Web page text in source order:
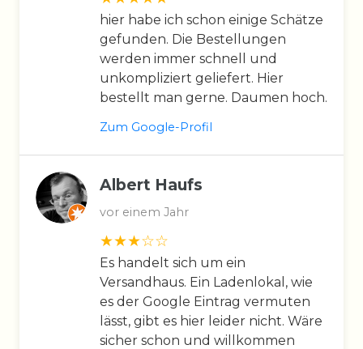
hier habe ich schon einige Schätze
gefunden. Die Bestellungen
werden immer schnell und
unkompliziert geliefert. Hier
bestellt man gerne. Daumen hoch.
Zum Google-Profil
Albert Haufs
vor einem Jahr
Es handelt sich um ein
Versandhaus. Ein Ladenlokal, wie
es der Google Eintrag vermuten
lässt, gibt es hier leider nicht. Wäre
sicher schon und willkommen